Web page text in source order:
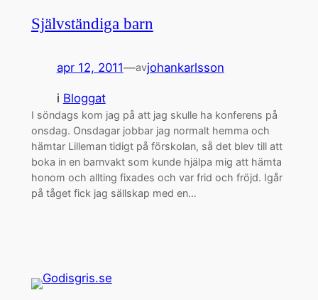
Självständiga barn
apr 12, 2011—avjohankarlsson
i Bloggat
I söndags kom jag på att jag skulle ha konferens på
onsdag. Onsdagar jobbar jag normalt hemma och
hämtar Lilleman tidigt på förskolan, så det blev till att
boka in en barnvakt som kunde hjälpa mig att hämta
honom och allting fixades och var frid och fröjd. Igår
på tåget fick jag sällskap med en…